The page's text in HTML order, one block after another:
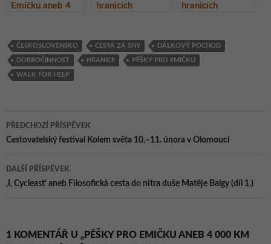
Emičku aneb 4
hranicích
1. měsíc
hranicích
2. měsíc na cestě
ČESKOSLOVENSKO CESTA ZA SNY DÁLKOVÝ POCHOD
DOBROČINNOST HRANICE PĚŠKY PRO EMIČKU
WALK FOR HELP
Navigace
pro
příspěvky
PŘEDCHOZÍ PŘÍSPĚVEK
Cestovatelský festival Kolem světa 10.–11. února v Olomouci
DALŠÍ PŘÍSPĚVEK
‚I, Cycleast‘ aneb Filosofická cesta do nitra duše Matěje Balgy (díl 1.)
1 KOMENTÁŘ U „PĚŠKY PRO EMIČKU ANEB 4 000 KM